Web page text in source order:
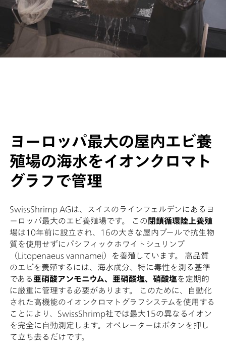
ヨーロッパ最大の屋内エビ養
殖場の海水をイオンクロマト
グラフで管理
SwissShrimp AGは、スイスのラインフェルデンにあるヨ
ーロッパ最大のエビ養殖場です。 この 閉鎖循環陸上養殖
場は10年前に設立され、16の大きな屋内プールで抗生物
質を使用せずにパシフィックホワイトシュリンプ
（Litopenaeus vannamei）を養殖しています。 高品質
のエビを養殖するには、海水成分、特に毒性を測る基準
である 亜硝酸アンモニウム、亜硝酸塩、硝酸塩を定期的
に厳重に管理する必要があります。 このために、自動化
された高機能のイオンクロマトグラフシステムを使用する
ことにより、SwissShrimp社では最大15の異なるイオン
を完全に自動測定します。オペレーターはボタンを押し
て立ち去るだけです。